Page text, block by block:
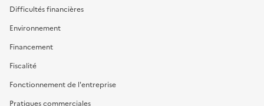
Difficultés financières
Environnement
Financement
Fiscalité
Fonctionnement de l'entreprise
Pratiques commerciales